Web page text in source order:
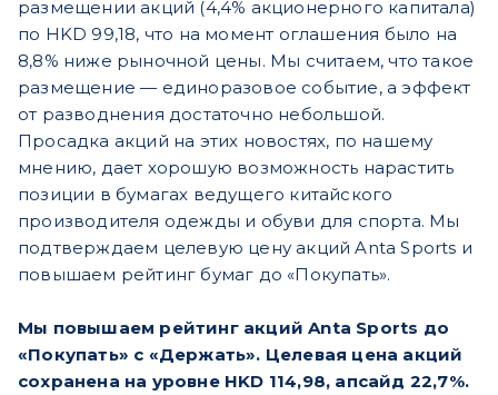
размещении акций (4,4% акционерного капитала)
по HKD 99,18, что на момент оглашения было на
8,8% ниже рыночной цены. Мы считаем, что такое
размещение — единоразовое событие, а эффект
от разводнения достаточно небольшой.
Просадка акций на этих новостях, по нашему
мнению, дает хорошую возможность нарастить
позиции в бумагах ведущего китайского
производителя одежды и обуви для спорта. Мы
подтверждаем целевую цену акций Anta Sports и
повышаем рейтинг бумаг до «Покупать».
Мы повышаем рейтинг акций Anta Sports до
«Покупать» с «Держать». Целевая цена акций
сохранена на уровне HKD 114,98, апсайд 22,7%.